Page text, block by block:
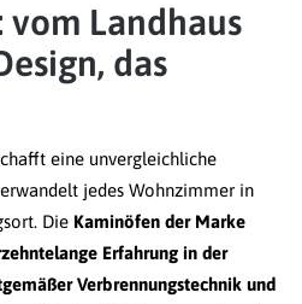
vom Landhaus
das
eine unvergleichliche
jedes Wohnzimmer in
Die Kaminöfen der Marke
Erfahrung in der
Verbrennungstechnik und